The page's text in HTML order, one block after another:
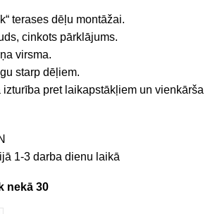
terases dēļu montāžai.
cinkots pārklājums.
virsma.
starp dēļiem.
izturība pret laikapstākļiem un vienkārša
1-3 darba dienu laikā
nekā 30